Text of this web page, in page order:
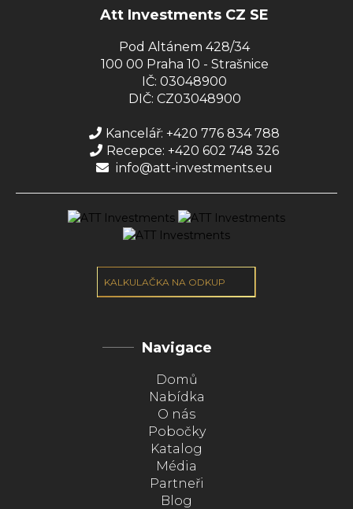
Att Investments CZ SE
Pod Altánem 428/34
100 00 Praha 10 - Strašnice
IČ: 03048900
DIČ: CZ03048900
Kancelář: +420 776 834 788
Recepce: +420 602 748 326
info@att-investments.eu
KALKULAČKA NA ODKUP
Navigace
Domů
Nabídka
O nás
Pobočky
Katalog
Média
Partneři
Blog